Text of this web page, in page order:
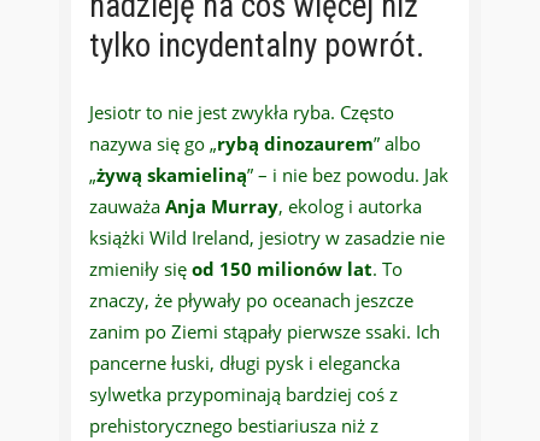
tylko incydentalny powrót.
Jesiotr to nie jest zwykła ryba. Często
nazywa się go „rybą dinozaurem” albo
„żywą skamieliną” – i nie bez powodu. Jak
zauważa Anja Murray, ekolog i autorka
książki Wild Ireland, jesiotry w zasadzie nie
zmieniły się od 150 milionów lat. To
znaczy, że pływały po oceanach jeszcze
zanim po Ziemi stąpały pierwsze ssaki. Ich
pancerne łuski, długi pysk i elegancka
sylwetka przypominają bardziej coś z
prehistorycznego bestiariusza niż z